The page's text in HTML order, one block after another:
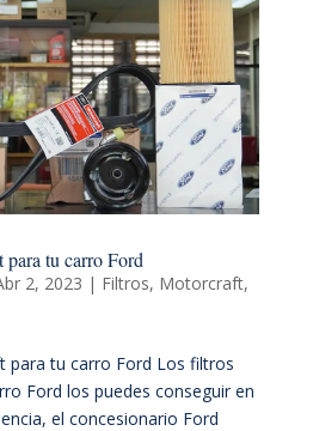
tu carro Ford
2, 2023 | Filtros, Motorcraft,
para tu carro Ford Los filtros
Ford los puedes conseguir en
el concesionario Ford